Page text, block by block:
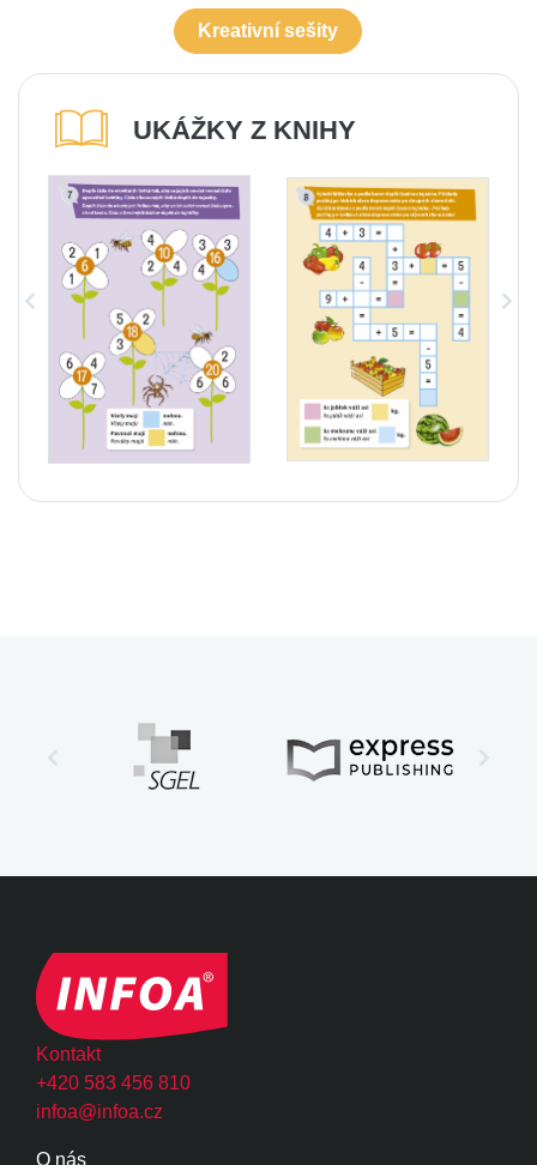
Kreativní sešity
UKÁŽKY Z KNIHY
Kontakt
+420 583 456 810
infoa@infoa.cz
O nás